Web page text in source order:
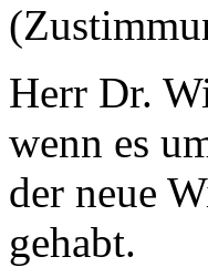
Herr Dr.
wenn es
der neue
gehabt.